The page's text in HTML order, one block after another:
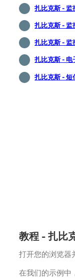
扎比克斯 - 监
扎比克斯 - 监
扎比克斯 - 监
扎比克斯 - 电
扎比克斯 - 短
教程 - 扎比
打开您的浏览器
在我们的示例中